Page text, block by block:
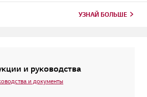
УЗНАЙ БОЛЬШЕ
и руководства
и документы